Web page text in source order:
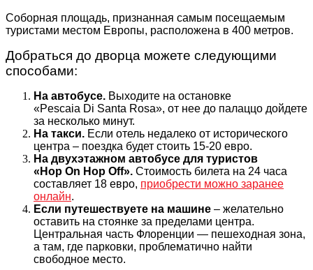
Соборная площадь, признанная самым посещаемым
туристами местом Европы, расположена в 400 метров.
Добраться до дворца можете следующими
способами:
На автобусе. Выходите на остановке
«Pescaia Di Santa Rosa», от нее до палаццо дойдете
за несколько минут.
На такси. Если отель недалеко от исторического
центра – поездка будет стоить 15-20 евро.
На двухэтажном автобусе для туристов
«Hop On Hop Off». Стоимость билета на 24 часа
составляет 18 евро, приобрести можно заранее
онлайн.
Если путешествуете на машине – желательно
оставить на стоянке за пределами центра.
Центральная часть Флоренции — пешеходная зона,
а там, где парковки, проблематично найти
свободное место.